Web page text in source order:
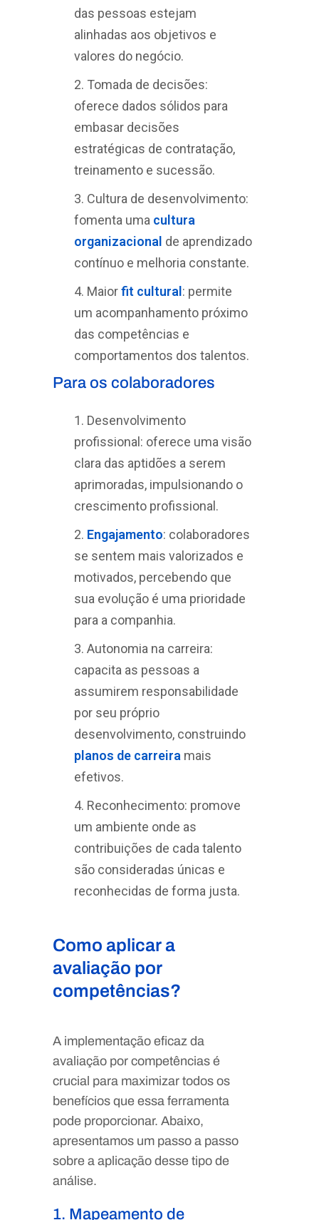
das pessoas estejam
alinhadas aos objetivos e
valores do negócio.
Tomada de decisões:
oferece dados sólidos para
embasar decisões
estratégicas de contratação,
treinamento e sucessão.
Cultura de desenvolvimento:
fomenta uma cultura
organizacional de aprendizado
contínuo e melhoria constante.
Maiorfit cultural : permite
um acompanhamento próximo
das competências e
comportamentos dos talentos.
Para os colaboradores
Desenvolvimento
profissional: oferece uma visão
clara das aptidões a serem
aprimoradas, impulsionando o
crescimento profissional.
Engajamento: colaboradores
se sentem mais valorizados e
motivados, percebendo que
sua evolução é uma prioridade
para a companhia.
Autonomia na carreira:
capacita as pessoas a
assumirem responsabilidade
por seu próprio
desenvolvimento, construindo
planos de carreira mais
efetivos.
Reconhecimento: promove
um ambiente onde as
contribuições de cada talento
são consideradas únicas e
reconhecidas de forma justa.
Como aplicar a
avaliação por
competências?
A implementação eficaz da
avaliação por competências é
crucial para maximizar todos os
benefícios que essa ferramenta
pode proporcionar. Abaixo,
apresentamos um passo a passo
sobre a aplicação desse tipo de
análise.
1. Mapeamento de